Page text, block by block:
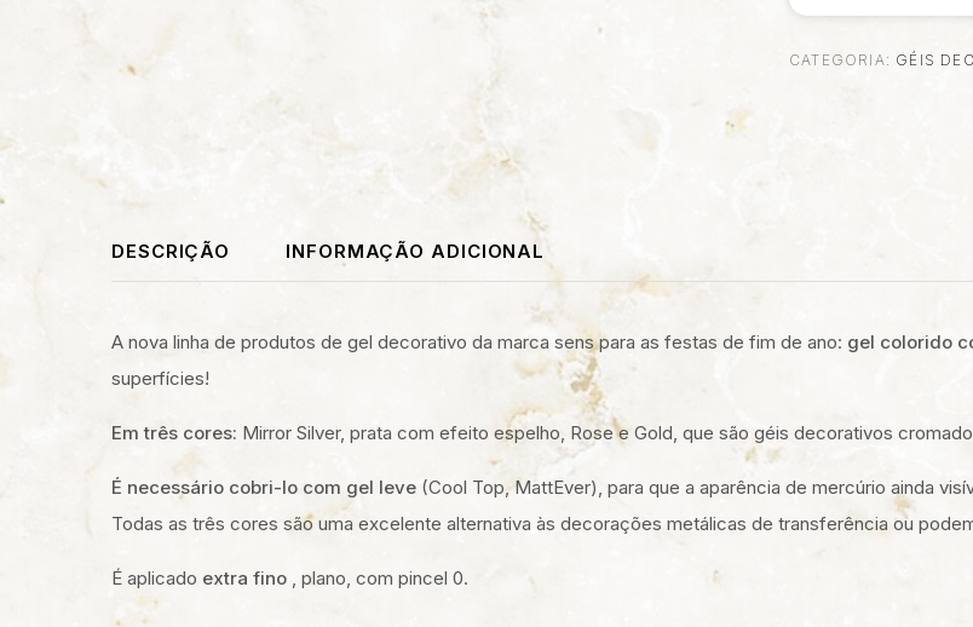
CATEGORIA: GÉIS
DESCRIÇÃO INFORMAÇÃO ADICIONAL
A nova linha de produtos de gel decorativo da marca sens para as festas de fim de ano: gel colorido
superfícies!
Em três cores: Mirror Silver, prata com efeito espelho, Rose e Gold, que são géis decorativos
É necessário cobri-lo com gel leve (Cool Top, MattEver), para que a aparência de mercúrio ainda
Todas as três cores são uma excelente alternativa às decorações metálicas de transferência ou
É aplicado extra fino , plano, com pincel 0.